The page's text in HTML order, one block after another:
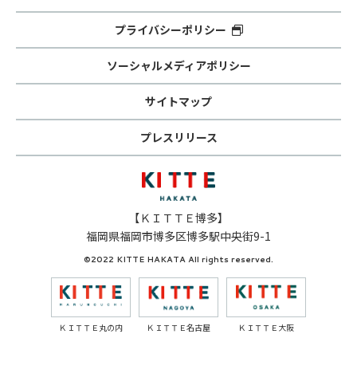
プライバシーポリシー
ソーシャルメディアポリシー
サイトマップ
プレスリリース
【ＫＩＴＴＥ博多】
福岡県福岡市博多区博多駅中央街9-1
©2022 KITTE HAKATA All rights reserved.
ＫＩＴＴＥ丸の内 ＫＩＴＴＥ名古屋 ＫＩＴＴＥ大阪